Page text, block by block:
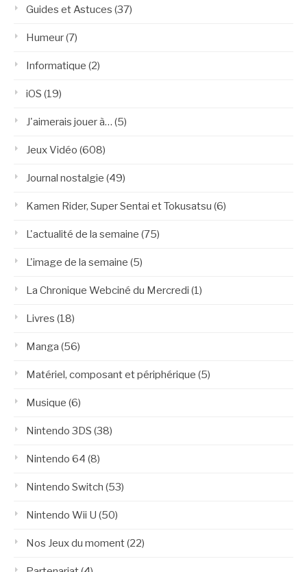
Guides et Astuces (37)
Humeur(7)
Informatique (2)
iOS (19)
J'aimerais jouer à… (5)
Jeux Vidéo (608)
Journal nostalgie (49)
Kamen Rider, Super Sentai et Tokusatsu (6)
L'actualité de la semaine (75)
L'image de la semaine (5)
La Chronique Webciné du Mercredi (1)
Livres (18)
Manga (56)
Matériel, composant et périphérique (5)
Musique (6)
Nintendo 3DS (38)
Nintendo 64 (8)
Nintendo Switch (53)
Nintendo Wii U (50)
Nos Jeux du moment(22)